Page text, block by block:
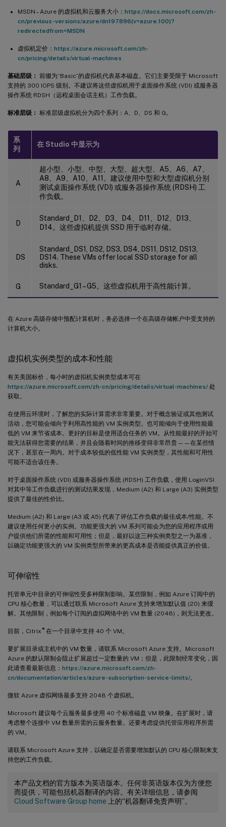
MSDN – Azure 的虚拟机和云服务大小： https://docs.microsoft.com/zh-
cn/previous-versions/azure/dn197896(v=azure.100)?
redirectedfrom=MSDN
虚拟机定价： https://azure.microsoft.com/zh-
cn/pricing/details/virtual-machines
基础层级： 前缀为“Basic”的虚拟机代表基本磁盘。它们主要受限于 Microsoft
支持的 300 IOPS 级别。不建议将这些虚拟机用于桌面操作系统 (VDI) 或服务器
操作系统 RDSH（远程桌面会话主机）工作负载。
标准层级： 标准层级虚拟机分为四个系列：A、D、DS 和 G。
系
列
在 Studio 中显示为
A
超小型、小型、中型、大型、超大型、A5、A6、A7、
A8、A9、A10、A11。建议使用中型和大型虚拟机分别
测试桌面操作系统 (VDI) 或服务器操作系统 (RDSH) 工
作负载。
D
Standard_D1、D2、D3、D4、D11、D12、D13、
D14。这些虚拟机提供 SSD 用于临时存储。
DS
Standard_DS1, DS2, DS3, DS4, DS11, DS12, DS13,
DS14. These VMs offer local SSD storage for all
disks.
G Standard_G1 – G5。这些虚拟机用于高性能计算。
在 Azure 高级存储中预配计算机时，务必选择一个在高级存储帐户中受支持的
计算机大小。
虚拟机实例类型的成本和性能
有关美国标价，每小时的虚拟机实例类型成本可在
https://azure.microsoft.com/zh-cn/pricing/details/virtual-machines/ 处
获取。
在使用云环境时，了解您的实际计算需求非常重要。对于概念验证或其他测试
活动，您可能会倾向于利用高性能的 VM 实例类型。也可能倾向于使用性能最
低的 VM 来节省成本。更好的目标是使用适合任务的 VM。从性能最好的开始可
能无法获得您需要的结果，并且会随着时间的推移变得非常昂贵——在某些情
况下，甚至在一周内。对于成本较低的低性能 VM 实例类型，其性能和可用性
可能不适合该任务。
对于桌面操作系统 (VDI) 或服务器操作系统 (RDSH) 工作负载，使用 LoginVSI
对其中等工作负载进行的测试结果发现，Medium (A2) 和 Large (A3) 实例类型
提供了最佳的性价比。
Medium (A2) 和 Large (A3 或 A5) 代表了评估工作负载的最佳成本/性能。不
建议使用任何更小的实例。功能更强大的 VM 系列可能会为您的应用程序或用
户提供他们所需的性能和可用性；但是，最好以这三种实例类型之一为基准，
以确定功能更强大的 VM 实例类型所带来的更高成本是否能提供真正的价值。
可伸缩性
托管单元中目录的可伸缩性受多种限制影响。某些限制，例如 Azure 订阅中的
CPU 核心数量，可以通过联系 Microsoft Azure 支持来增加默认值 (20) 来缓
解。其他限制，例如每个订阅的虚拟网络中的 VM 数量 (2048)，则无法更改。
目前，Citrix ®在一个目录中支持 40 个 VM。
要扩展目录或主机中的 VM 数量，请联系 Microsoft Azure 支持。Microsoft
Azure 的默认限制会阻止扩展超过一定数量的 VM；但是，此限制经常变化，因
此请查看最新信息： https://azure.microsoft.com/zh-
cn/documentation/articles/azure-subscription-service-limits/。
微软 Azure 虚拟网络最多支持 2048 个虚拟机。
Microsoft 建议每个云服务最多使用 40 个标准磁盘 VM 映像。在扩展时，请
考虑整个连接中 VM 数量所需的云服务数量。还要考虑提供托管应用程序所需
的 VM。
请联系 Microsoft Azure 支持，以确定是否需要增加默认的 CPU 核心限制来支
持您的工作负载。
本产品文档的官方版本为英语版本。任何非英语版本仅为方便您
而提供，可能包括机器翻译的内容。有关详细信息，请参阅
Cloud Software Group home 上的“机器翻译免责声明”。